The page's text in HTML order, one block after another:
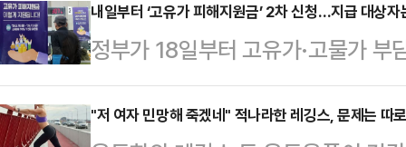
지만, 노조는 여전히 기존 요구를
상 마지막 담판"…총파업 D-3 재협
이날 오전 10시부터 정부세종청사
정 회의를 진행한다. 지난 11~12일
내일부터 ‘고유가 피해지원금’ 2차 신청…지급 대상자
정부가 18일부터 고유가·고물가
작한다.중동 전쟁에 따른 유가 상승
지원을 확대하겠다는 취지다.17일
"저 여자 민망해 죽겠네" 적나라한 레깅스, 문제는 따